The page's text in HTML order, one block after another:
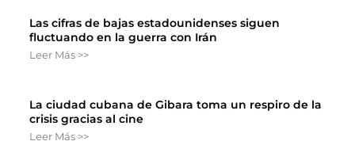
Las cifras de bajas estadounidenses siguen
fluctuando en la guerra con Irán
Leer Más >>
La ciudad cubana de Gibara toma un respiro de la
crisis gracias al cine
Leer Más >>